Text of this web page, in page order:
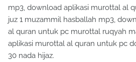
mp3, download aplikasi murottal al
juz 1 muzammil hasballah mp3,
al quran untuk pc murottal ruqyah
aplikasi murottal al quran untuk pc
30 nada hijaz.